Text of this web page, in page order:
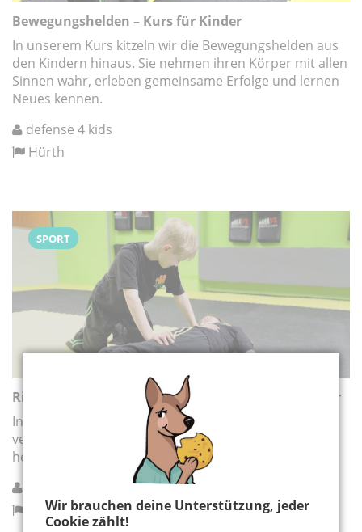
Wir brauchen deine Unterstützung, jeder
Cookie zählt!
Bewegungshelden – Kurs für Kinder
In unserem Kurs kitzeln wir die Bewegungshelden aus
den Kindern hinaus. Sie nehmen ihren Körper mit allen
Sinnen wahr, erleben gemeinsame Erfolge und lernen
Neues kennen.
defense 4 kids
Hürth
SPORT
Ringen & Raufen – Selbstsicherheitskurs für Kinder
In dem Kurs werden die Kinder langsam durch
verschiedene Spiele und Übungen an das Kämpfen
herangeführt.
Hürth